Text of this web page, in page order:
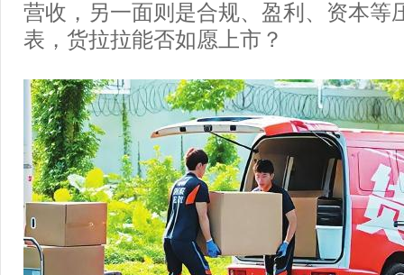
营收，另一面则是合规、盈利、资本等
表，货拉拉能否如愿上市？